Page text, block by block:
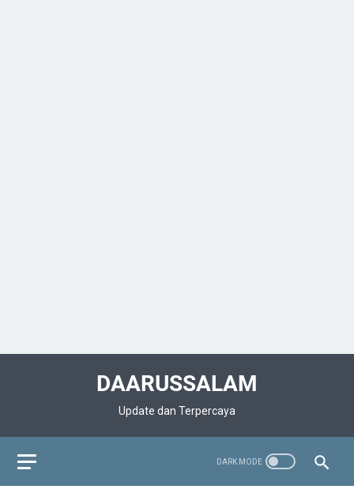
DAARUSSALAM
Update dan Terpercaya